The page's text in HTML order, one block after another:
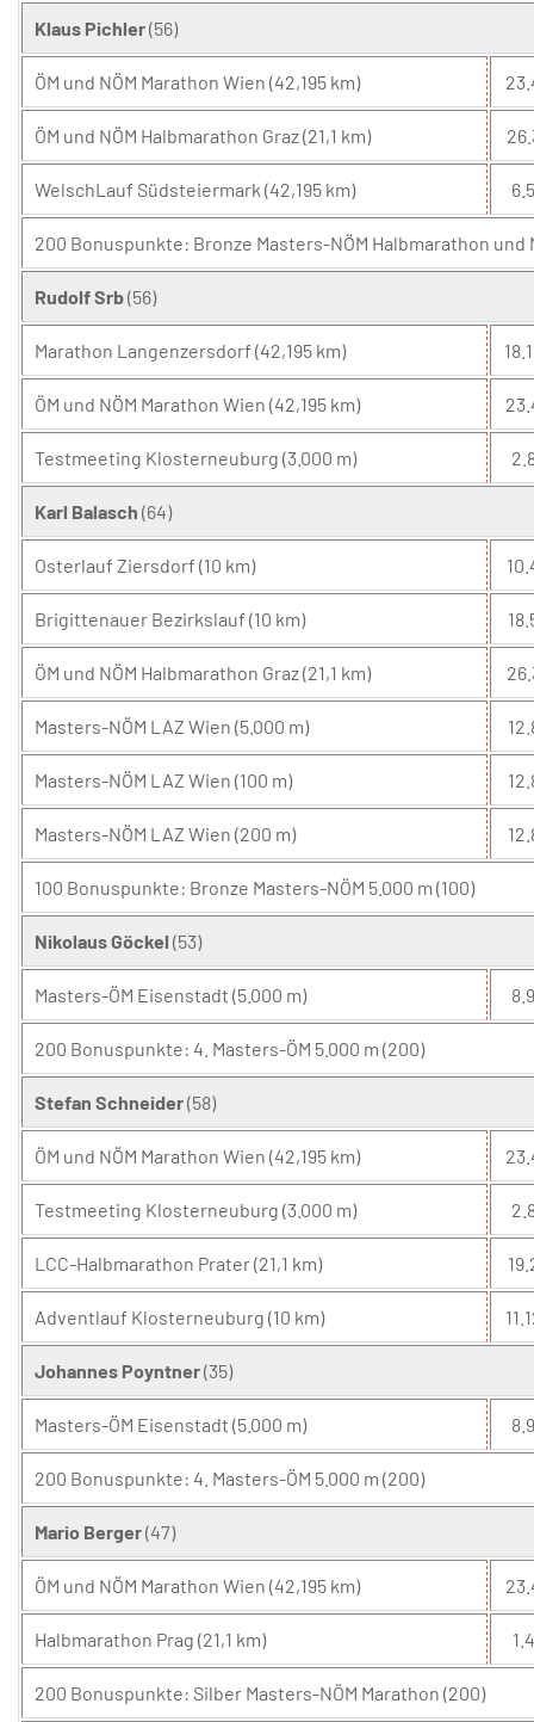
Klaus Pichler(56)
ÖM und NÖM Marathon Wien (42,195 km)
ÖM und NÖM Halbmarathon Graz (21,1 km)
WelschLauf Südsteiermark (42,195 km)
200 Bonuspunkte: Bronze Masters-NÖM Halbmarathon und
Rudolf Srb(56)
Marathon Langenzersdorf (42,195 km)
ÖM und NÖM Marathon Wien (42,195 km)
Testmeeting Klosterneuburg (3.000 m)
Karl Balasch (64)
Osterlauf Ziersdorf (10 km)
Brigittenauer Bezirkslauf (10 km)
ÖM und NÖM Halbmarathon Graz (21,1 km)
Masters-NÖM LAZ Wien (5.000 m)
Masters-NÖM LAZ Wien (100 m)
Masters-NÖM LAZ Wien (200 m)
100 Bonuspunkte: Bronze Masters-NÖM 5.000 m (100)
Nikolaus Göckel (53)
Masters-ÖM Eisenstadt (5.000 m)
200 Bonuspunkte: 4. Masters-ÖM 5.000 m (200)
Stefan Schneider(58)
ÖM und NÖM Marathon Wien (42,195 km)
Testmeeting Klosterneuburg (3.000 m)
LCC-Halbmarathon Prater (21,1 km)
Adventlauf Klosterneuburg (10 km)
Johannes Poyntner(35)
Masters-ÖM Eisenstadt (5.000 m)
200 Bonuspunkte: 4. Masters-ÖM 5.000 m (200)
Mario Berger(47)
ÖM und NÖM Marathon Wien (42,195 km)
Halbmarathon Prag (21,1 km)
200 Bonuspunkte: Silber Masters-NÖM Marathon (200)